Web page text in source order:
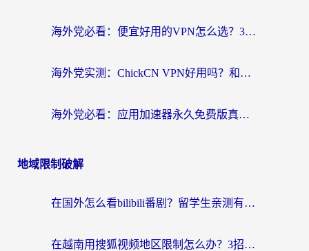
海外党必看：便宜好用的VPN怎么选？3步解决回国访问难题+Steam改区技巧
海外党实测：ChickCN VPN好用吗？和OurPlay VPN对比哪个回国效果更好？附避坑指南
海外党必看：应用加速器永久免费版真的靠谱吗？教你选对回国加速器无缝刷国内资源
地域限制破解
在国外怎么看bilibili番剧？留学生亲测有效的地域限制突破指南（附酷我酷狗音乐解决方法）
在越南用搜狐视频地区限制怎么办？3招解决海外看国内剧难题（附西瓜视频CCTV观看技巧）